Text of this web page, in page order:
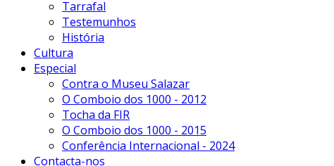
Tarrafal
Testemunhos
História
Cultura
Especial
Contra o Museu Salazar
O Comboio dos 1000 - 2012
Tocha da FIR
O Comboio dos 1000 - 2015
Conferência Internacional - 2024
Contacta-nos